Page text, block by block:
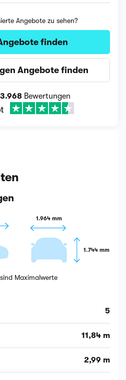
Angebote zu sehen?
finden
Angebote finden
Bewertungen
1.964 mm
1.744 mm
Maximalwerte
5
11,84 m
2,99 m